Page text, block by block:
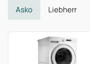
Asko Liebherr